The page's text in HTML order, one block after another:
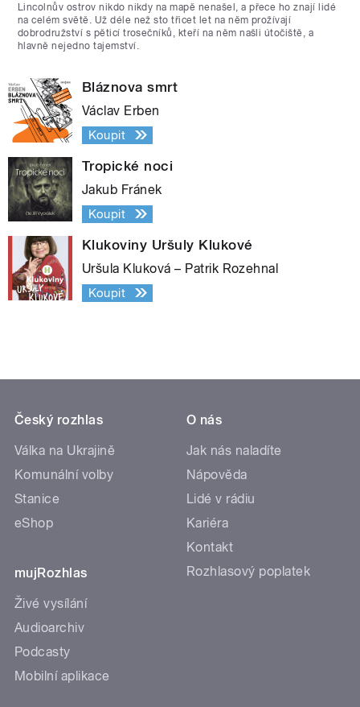
Lincolnův ostrov nikdo nikdy na mapě nenašel, a přece ho znají lidé
na celém světě. Už déle než sto třicet let na něm prožívají
dobrodružství s pěticí trosečníků, kteří na něm našli útočiště, a
hlavně nejedno tajemství.
Bláznova smrt
Václav Erben
Koupit
Tropické noci
Jakub Fránek
Koupit
Klukoviny Uršuly Klukové
Uršula Kluková – Patrik Rozehnal
Koupit
Český rozhlas
Válka na Ukrajině
Komunální volby
Stanice
eShop
mujRozhlas
Živé vysílání
Audioarchiv
Podcasty
Mobilní aplikace
O nás
Jak nás naladíte
Nápověda
Lidé v rádiu
Kariéra
Kontakt
Rozhlasový poplatek